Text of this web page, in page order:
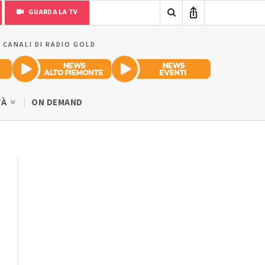
GUARDA LA TV
DI RADIO GOLD
ON DEMAND